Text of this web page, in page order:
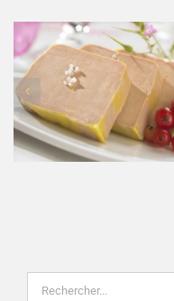
TROPHEE NATIONAL
MEILLEUR JAMBON
MAISON 2023
Rechercher: